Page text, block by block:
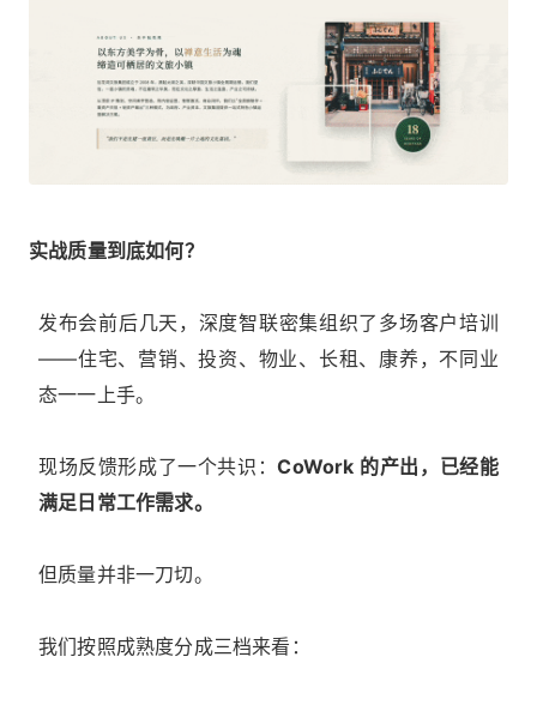
实战质量到底如何？
发布会前后几天，深度智联密集组织了多场客户培训
——住宅、营销、投资、物业、长租、康养，不同业
态一一上手。
现场反馈形成了一个共识：CoWork 的产出，已经能
满足日常工作需求。
但质量并非一刀切。
我们按照成熟度分成三档来看：